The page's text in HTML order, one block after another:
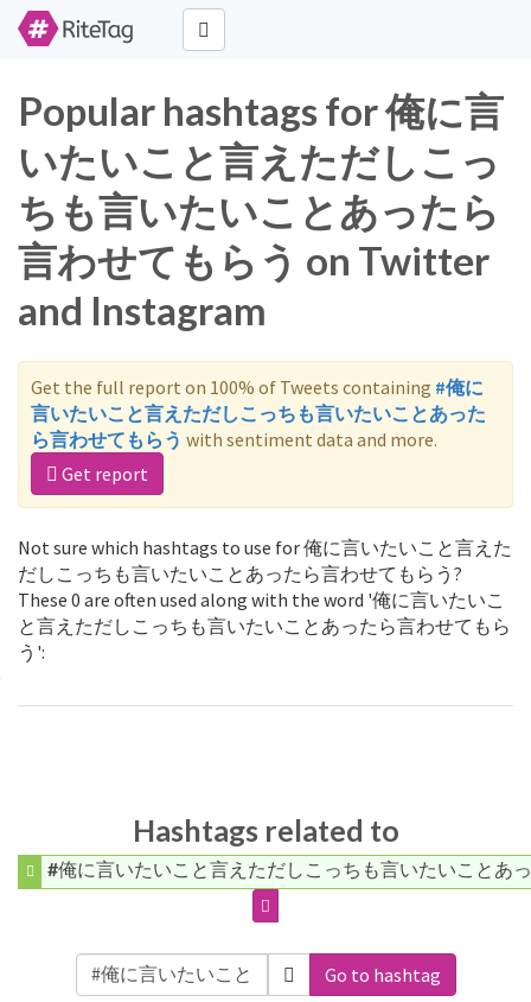
Popular hashtags for 俺に言
いたいこと言えただしこっ
ちも言いたいことあったら
言わせてもらう on Twitter
and Instagram
Get the full report on 100% of Tweets containing #俺に
言いたいこと言えただしこっちも言いたいことあった
ら言わせてもらう with sentiment data and more.
Get report
Not sure which hashtags to use for 俺に言いたいこと言えた
だしこっちも言いたいことあったら言わせてもらう?
These 0 are often used along with the word '俺に言いたいこ
と言えただしこっちも言いたいことあったら言わせてもら
う':
Hashtags related to
#俺に言いたいこと言えただしこっちも言いたいことあ
Go to hashtag